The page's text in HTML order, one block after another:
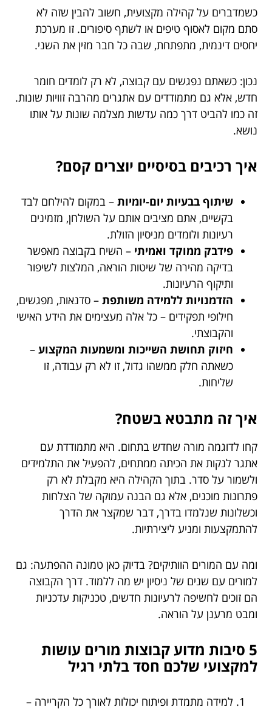
כשמדברים על קהילה מקצועית, חשוב להבין שזה לא
סתם מקום לאסוף טיפים או לשתף סיפורים. זו מערכת
יחסים דינמית, מתפתחת, שבה כל חבר מזין את השני.
נכון: כשאתם נפגשים עם קבוצה, לא רק לומדים חומר
חדש, אלא גם מתמודדים עם אתגרים מהרבה זוויות שונות.
זה כמו להביט דרך כמה עדשות מצלמה שונות על אותו
נושא.
איך רכיבים בסיסיים יוצרים קסם?
שיתוף בבעיות יום-יומיות – במקום להילחם לבד
בקשיים, אתם מציבים אותם על השולחן, מזמינים
רעיונות ולומדים מניסיון הזולת.
פידבק ממוקד ואמיתי – השיח בקבוצה מאפשר
בדיקה מהירה של שיטות הוראה, המלצות לשיפור
ותיקוף הרעיונות.
הזדמנויות ללמידה משותפת – סדנאות, מפגשים,
חילופי תפקידים – כל אלה מעצימים את הידע האישי
והקבוצתי.
חיזוק תחושת השייכות ומשמעות המקצוע –
כשאתה חלק ממשהו גדול, זו לא רק עבודה, זו
שליחות.
איך זה מתבטא בשטח?
קחו לדוגמה מורה שחדש בתחום. היא מתמודדת עם
אתגר לנקות את הכיתה ממתחים, להפעיל את התלמידים
ולשמור על סדר. בתוך הקהילה היא מקבלת לא רק
פתרונות מוכנים, אלא גם הבנה עמוקה של הצלחות
וכשלונות שנלמדו בדרך, דבר שמקצר את הדרך
להתמקצעות ומניע ליצירתיות.
ומה עם המורים הוותיקים? בדיוק כאן טמונה ההפתעה: גם
למורים עם שנים של ניסיון יש מה ללמוד. דרך הקבוצה
הם זוכים לחשיפה לרעיונות חדשים, טכניקות עדכניות
ומבט מרענן על הוראה.
5 סיבות מדוע קבוצות מורים עושות
למקצועי שלכם חסד בלתי רגיל
למידה מתמדת ופיתוח יכולות לאורך כל הקריירה –